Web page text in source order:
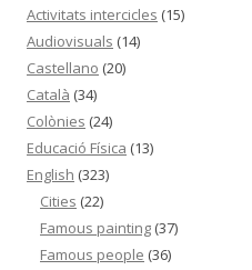
Activitats intercicles (15)
Audiovisuals (14)
Castellano (20)
Català (34)
Colònies (24)
Educació Física (13)
English (323)
Cities (22)
Famous painting (37)
Famous people (36)